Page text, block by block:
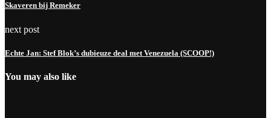
Skaveren bij Remeker
next post
Echte Jan: Stef Blok’s dubieuze deal met Venezuela (SCOOP!)
You may also like